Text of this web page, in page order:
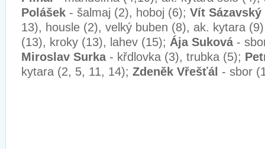
Polášek - šalmaj (2), hoboj (6); Vít Sázavský
13), housle (2), velký buben (8), ak. kytara
(13), kroky (13), lahev (15); Ája Suková -
Miroslav Surka- křdlovka (3), trubka (5);
kytara (2, 5, 11, 14); Zdeněk Vřešťál - sbor